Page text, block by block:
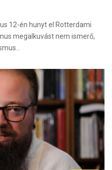
12-én hunyt el Rotterdami
megalkuvást nem ismerő,